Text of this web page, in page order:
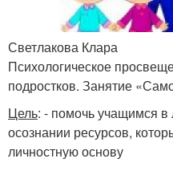
Светлакова Клара
Психологическое
подростков. Занятие
Цель: - помочь учащимся
осознании ресурсов,
личностную основу